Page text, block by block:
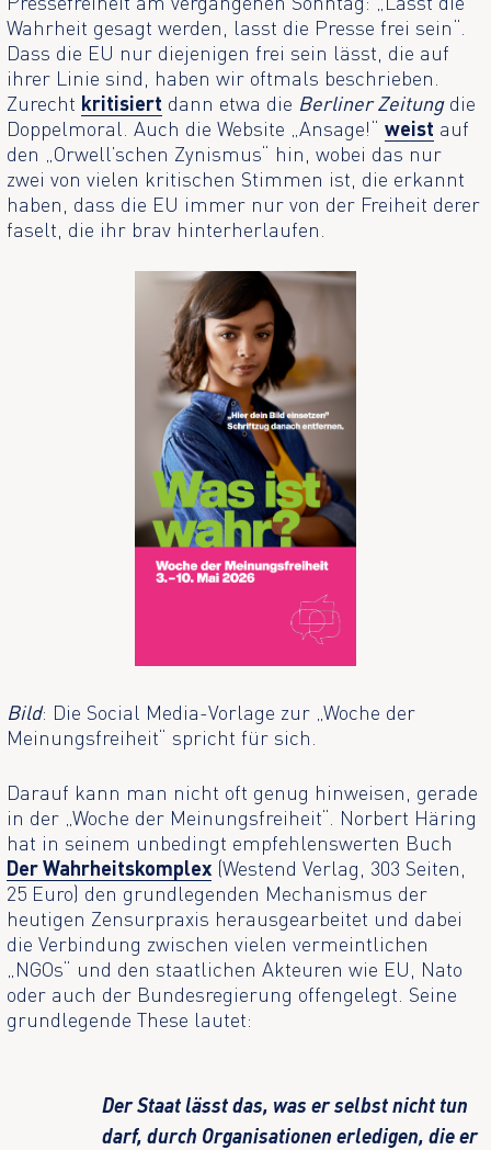
Wahrheit gesagt werden, lasst die Presse frei sein“.
Dass die EU nur diejenigen frei sein lässt, die auf
ihrer Linie sind, haben wir oftmals beschrieben.
Zurecht kritisiert dann etwa die Berliner Zeitungdie
Doppelmoral. Auch die Website „Ansage!“weist auf
den „Orwell’schen Zynismus“ hin, wobei das nur
zwei von vielen kritischen Stimmen ist, die erkannt
haben, dass die EU immer nur von der Freiheit derer
faselt, die ihr brav hinterherlaufen.
Bild: Die Social Media-Vorlage zur „Woche der
Meinungsfreiheit“ spricht für sich.
Darauf kann man nicht oft genug hinweisen, gerade
in der „Woche der Meinungsfreiheit“. Norbert Häring
hat in seinem unbedingt empfehlenswerten Buch
Der Wahrheitskomplex (Westend Verlag, 303 Seiten,
25 Euro) den grundlegenden Mechanismus der
heutigen Zensurpraxis herausgearbeitet und dabei
die Verbindung zwischen vielen vermeintlichen
„NGOs“ und den staatlichen Akteuren wie EU, Nato
oder auch der Bundesregierung offengelegt. Seine
grundlegende These lautet:
Der Staat lässt das, was er selbst nicht tun
darf, durch Organisationen erledigen, die er